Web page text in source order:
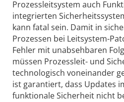
Prozessleitsystem auch
integrierten
kann fatal sein. Damit in
Prozessen bei Leitsystem-
Fehler mit unabsehbaren
müssen Prozessleit- und
technologisch voneinander
ist garantiert, dass Updates
funktionale Sicherheit nicht